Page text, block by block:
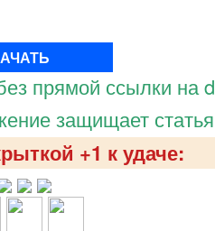
прямой ссылки на
защищает
+1 к удаче: